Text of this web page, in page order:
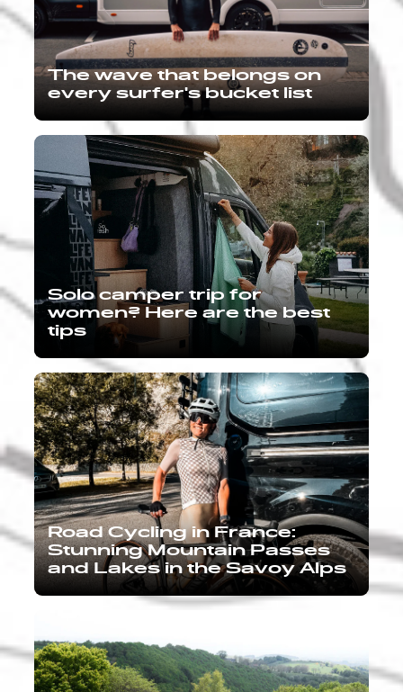
The wave that belongs on
every surfer's bucket list
Solo camper trip for
women? Here are the best
tips
Road Cycling in France:
Stunning Mountain Passes
and Lakes in the Savoy Alps